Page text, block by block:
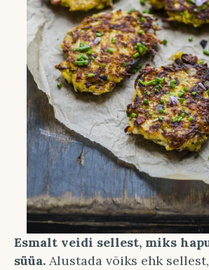
Esmalt veidi sellest, miks
süüa. Alustada võiks ehk